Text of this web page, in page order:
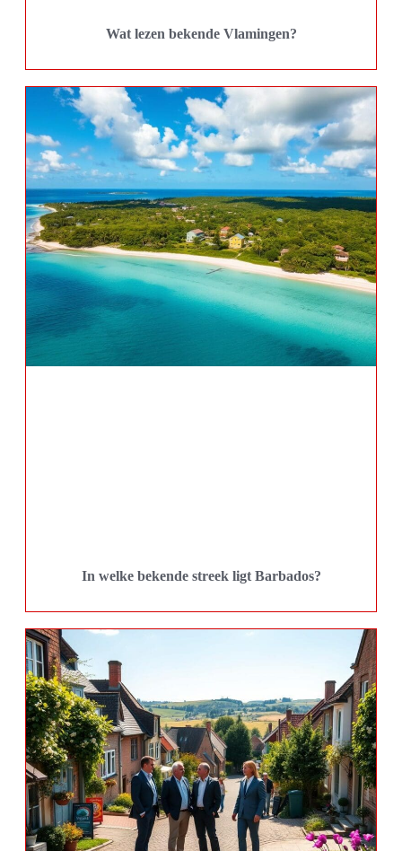
Wat lezen bekende Vlamingen?
In welke bekende streek ligt Barbados?